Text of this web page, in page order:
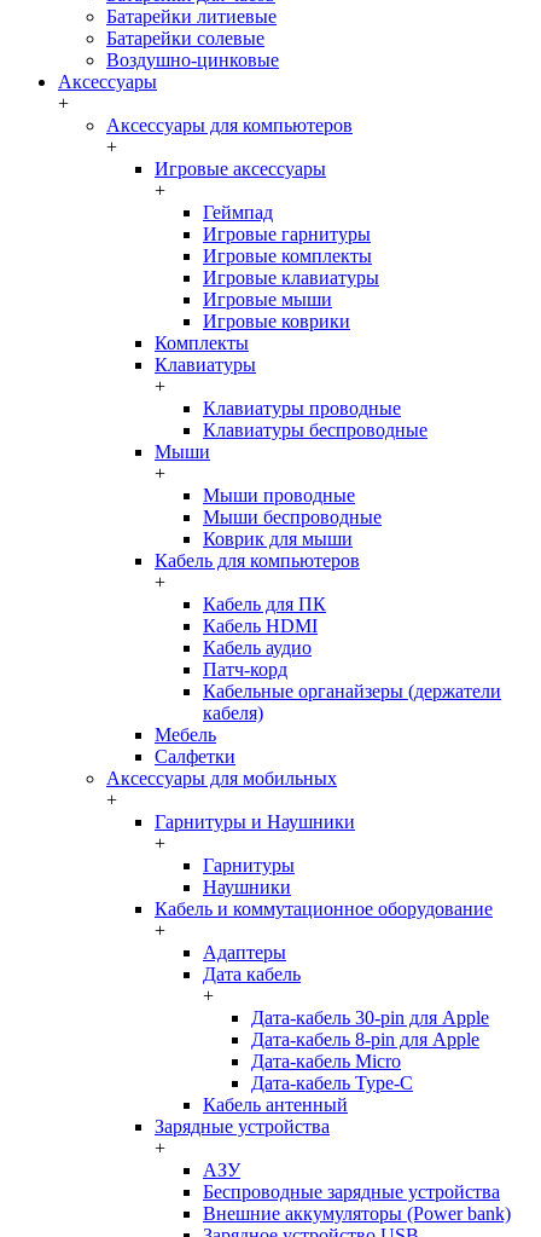
Батарейки литиевые
Батарейки солевые
Воздушно-цинковые
Аксессуары
+
Аксессуары для компьютеров
+
Игровые аксессуары
+
Геймпад
Игровые гарнитуры
Игровые комплекты
Игровые клавиатуры
Игровые мыши
Игровые коврики
Комплекты
Клавиатуры
+
Клавиатуры проводные
Клавиатуры беспроводные
Мыши
+
Мыши проводные
Мыши беспроводные
Коврик для мыши
Кабель для компьютеров
+
Кабель для ПК
Кабель HDMI
Кабель аудио
Патч-корд
Кабельные органайзеры (держатели
кабеля)
Мебель
Салфетки
Аксессуары для мобильных
+
Гарнитуры и Наушники
+
Гарнитуры
Наушники
Кабель и коммутационное оборудование
+
Адаптеры
Дата кабель
+
Дата-кабель 30-pin для Apple
Дата-кабель 8-pin для Apple
Дата-кабель Micro
Дата-кабель Type-C
Кабель антенный
Зарядные устройства
+
АЗУ
Беспроводные зарядные устройства
Внешние аккумуляторы (Power bank)